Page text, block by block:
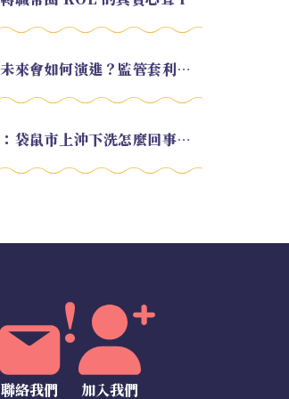
EP.217 美元穩定幣未來會如何演進？監管套利終將收斂？feat. 研究員 余哲安
EP.213 川普大攪局：袋鼠市上沖下洗怎麼回事？feat. Alvin
聯絡我們 加入我們